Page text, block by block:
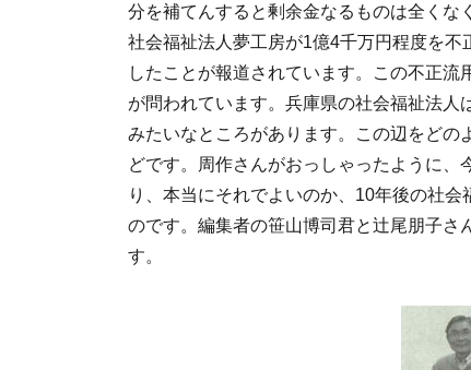
分を補てんすると剰余金なるものは全くな
社会福祉法人夢工房が1億4千万円程度を
したことが報道されています。この不正
が問われています。兵庫県の社会福祉法
みたいなところがあります。この辺をどの
どです。周作さんがおっしゃったように
り、本当にそれでよいのか、10年後の社
のです。編集者の笹山博司君と辻尾朋子さ
す。